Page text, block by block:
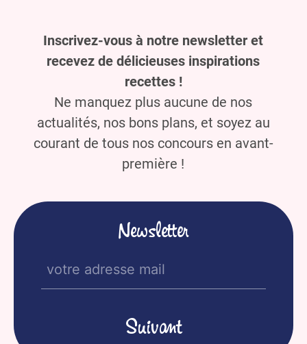
Inscrivez-vous à notre newsletter et
recevez de délicieuses inspirations
recettes !
Ne manquez plus aucune de nos
actualités, nos bons plans, et soyez au
courant de tous nos concours en avant-
première !
Newsletter
E-
mail